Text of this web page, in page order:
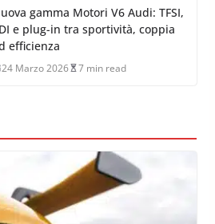
gamma Motori V6 Audi: TFSI,
e plug-in tra sportività, coppia
efficienza
24 Marzo 2026 7 min read